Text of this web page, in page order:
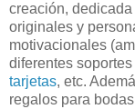
creación,
originales y
motivacionales
diferentes
tarjetas, etc.
regalos para